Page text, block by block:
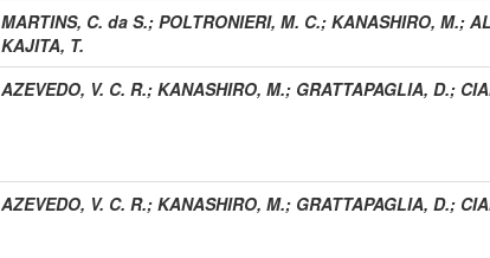
MARTINS, C. da S.; POLTRONIERI, M. C.; KANASHIRO, M.;
KAJITA, T.
AZEVEDO, V. C. R.; KANASHIRO, M.; GRATTAPAGLIA, D.;
AZEVEDO, V. C. R.; KANASHIRO, M.; GRATTAPAGLIA, D.;